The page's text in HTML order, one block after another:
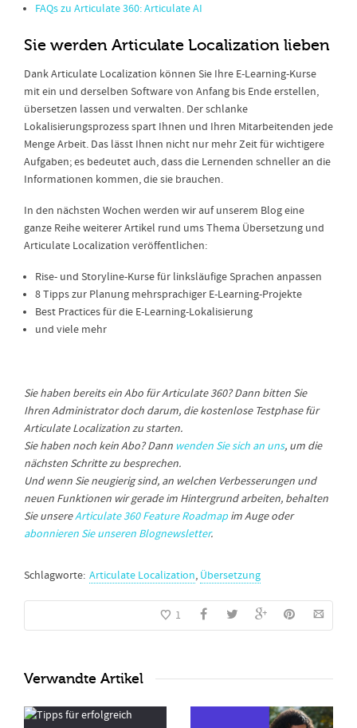
FAQs zu Articulate 360: Articulate AI
Sie werden Articulate Localization lieben
Dank Articulate Localization können Sie Ihre E-Learning-Kurse
mit ein und derselben Software von Anfang bis Ende erstellen,
übersetzen lassen und verwalten. Der schlanke
Lokalisierungsprozess spart Ihnen und Ihren Mitarbeitenden jede
Menge Arbeit. Das lässt Ihnen nicht nur mehr Zeit für wichtigere
Aufgaben; es bedeutet auch, dass die Lernenden schneller an die
Informationen kommen, die sie brauchen.
In den nächsten Wochen werden wir auf unserem Blog eine
ganze Reihe weiterer Artikel rund ums Thema Übersetzung und
Articulate Localization veröffentlichen:
Rise- und Storyline-Kurse für linksläufige Sprachen anpassen
8 Tipps zur Planung mehrsprachiger E-Learning-Projekte
Best Practices für die E-Learning-Lokalisierung
und viele mehr
Sie haben bereits ein Abo für Articulate 360? Dann bitten Sie
Ihren Administrator doch darum, die kostenlose Testphase für
Articulate Localization zu starten.
Sie haben noch kein Abo? Dann wenden Sie sich an uns, um die
nächsten Schritte zu besprechen.
Und wenn Sie neugierig sind, an welchen Verbesserungen und
neuen Funktionen wir gerade im Hintergrund arbeiten, behalten
Sie unsereArticulate 360 Feature Roadmap im Auge oder
abonnieren Sie unseren Blognewsletter.
Schlagworte: Articulate Localization, Übersetzung
1
Verwandte Artikel